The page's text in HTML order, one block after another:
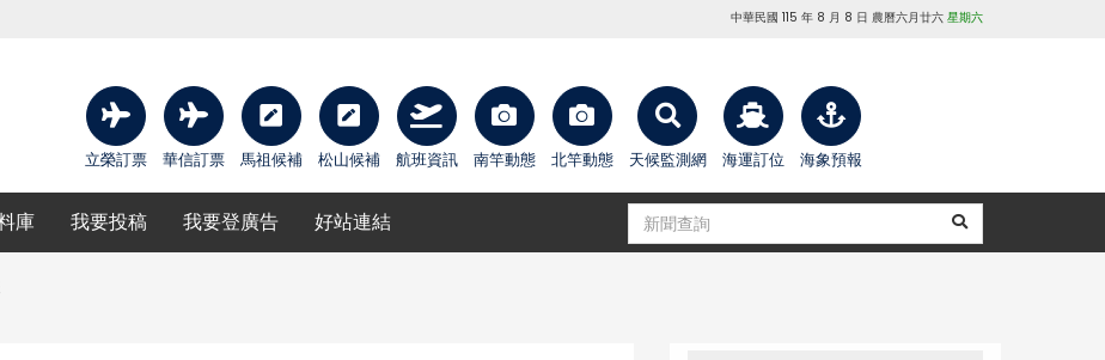
中華民國 115 年 8 月 8 日 農曆六月廿六 星期六
立榮訂票 華信訂票 馬祖候補 松山候補 航班資訊 南竿動態 北竿動態 天候監測網 海運訂位 海象預報
庫 我要投稿 我要登廣告 好站連結